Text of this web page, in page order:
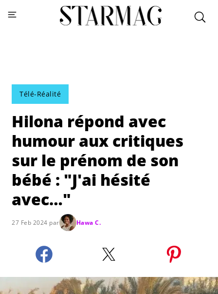
Télé-Réalité
Hilona répond avec
humour aux critiques
sur le prénom de son
bébé : "J'ai hésité
avec…"
27 Feb 2024 par Hawa C.